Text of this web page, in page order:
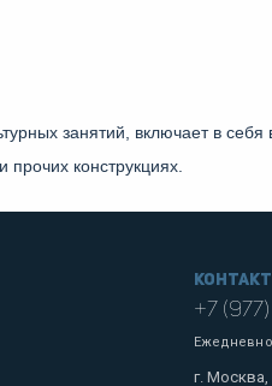
занятий, включает в
конструкциях.
+7
г. Москва,